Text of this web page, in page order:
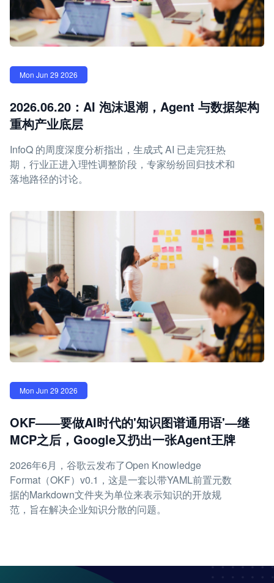
Mon Jun 29 2026
2026.06.20：AI 泡沫退潮，Agent 与数据架构
重构产业底层
InfoQ 的周度深度分析指出，生成式 AI 已走完狂热
期，行业正进入理性调整阶段，专家纷纷回归技术和
落地路径的讨论。
Mon Jun 29 2026
OKF——要做AI时代的'知识图谱通用语'—继
MCP之后，Google又扔出一张Agent王牌
2026年6月，谷歌云发布了Open Knowledge
Format（OKF）v0.1，这是一套以带YAML前置元数
据的Markdown文件夹为单位来表示知识的开放规
范，旨在解决企业知识分散的问题。